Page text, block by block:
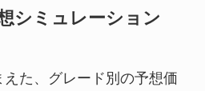
シミュレーション
た、グレード別の予想価